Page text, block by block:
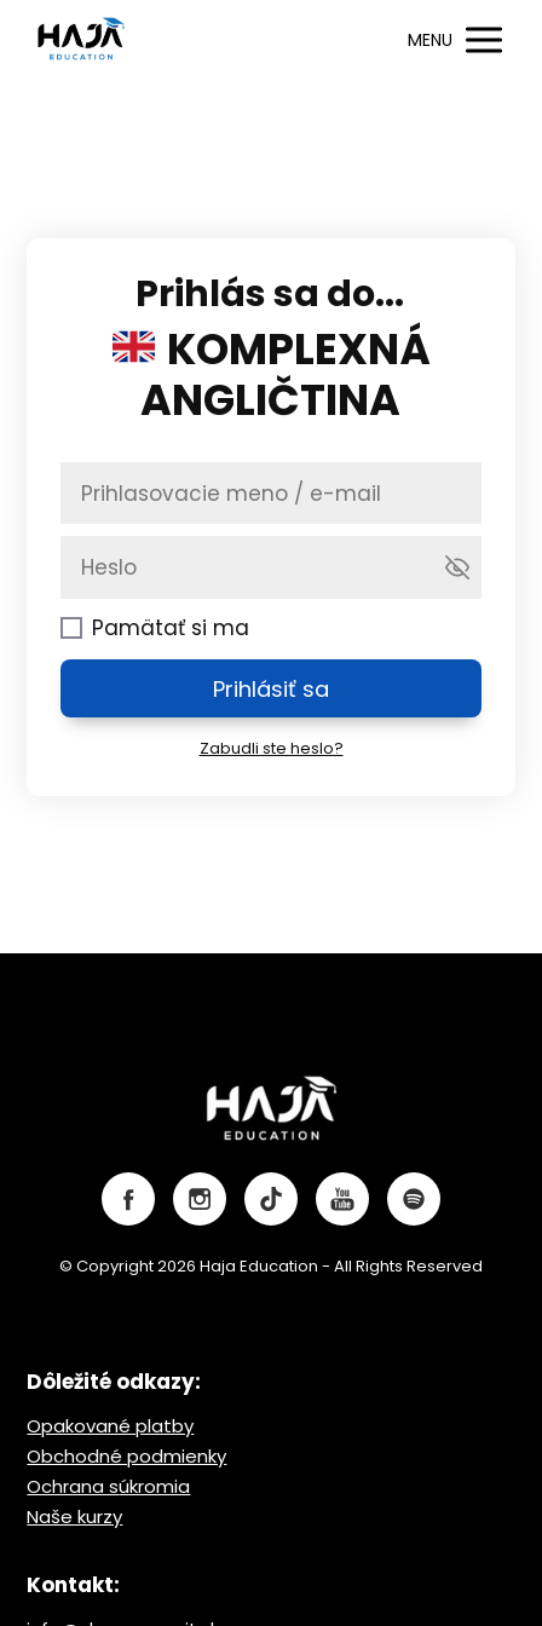
MENU
Prihlás sa do...
KOMPLEXNÁ
ANGLIČTINA
Pamätať si ma
Prihlásiť sa
Zabudli ste heslo?
© Copyright 2026 Haja Education - All Rights Reserved
Dôležité odkazy:
Opakované platby
Obchodné podmienky
Ochrana súkromia
Naše kurzy
Kontakt: